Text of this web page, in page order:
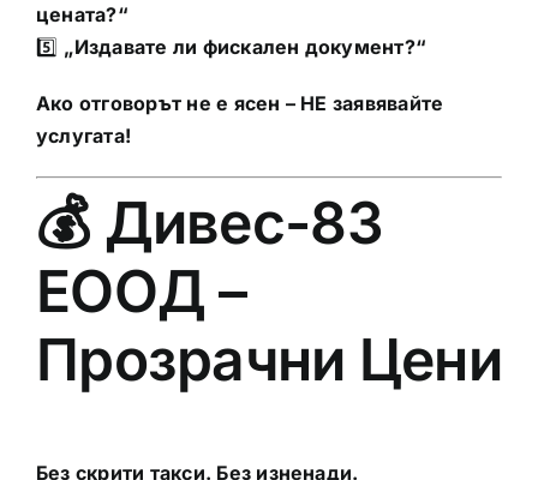
цената?“
5️⃣ „Издавате ли фискален документ?“
Ако отговорът не е ясен – НЕ заявявайте
услугата!
💰 Дивес-83
ЕООД –
Прозрачни Цени
Без скрити такси. Без изненади.